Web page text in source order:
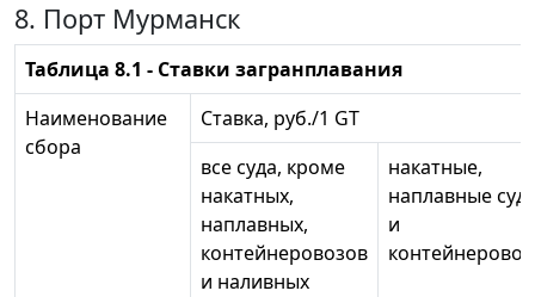
8. Порт Мурманск
Таблица 8.1 - Ставки загранплавания
Наименование
сбора
Ставка, руб./1 GT
все суда, кроме
накатных,
наплавных,
контейнеровозов
и наливных
накатные,
наплавные
и